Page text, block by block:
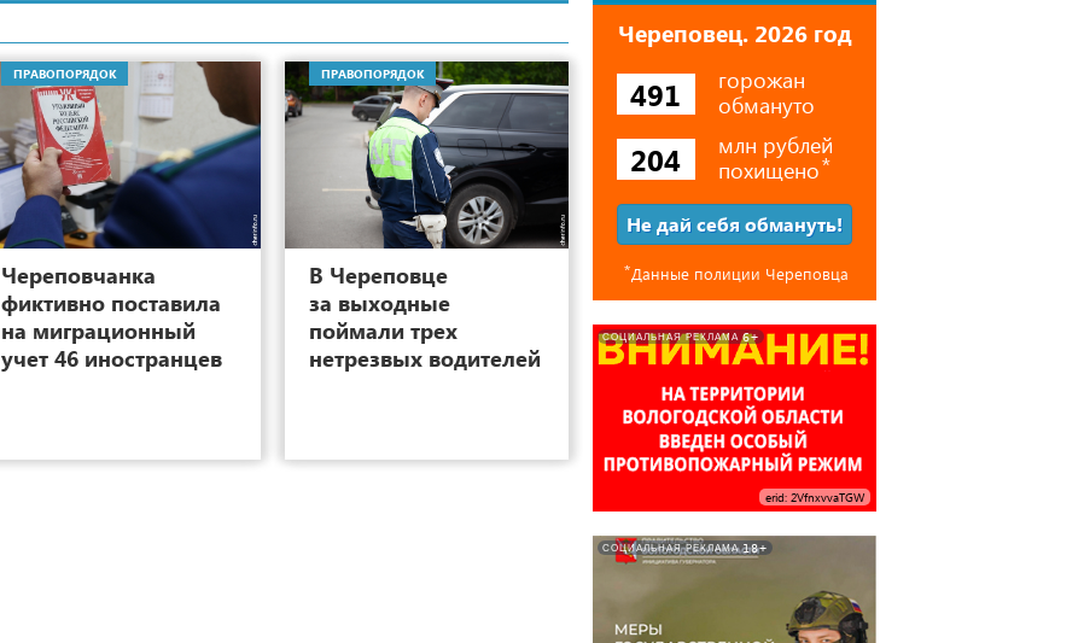
ПРАВОПОРЯДОК
Череповчанка
фиктивно поставила
на миграционный
учет 46 иностранцев
ПРАВОПОРЯДОК
В Череповце
за выходные
поймали трех
нетрезвых водителей
Череповец. 2026 год
491
горожан
обмануто
204
млн рублей
похищено⃰
Не дай себя обмануть!
⃰Данные полиции Череповца
СОЦИАЛЬНАЯ РЕКЛАМА 6+
erid: 2VfnxvvaTGW
СОЦИАЛЬНАЯ РЕКЛАМА 18+